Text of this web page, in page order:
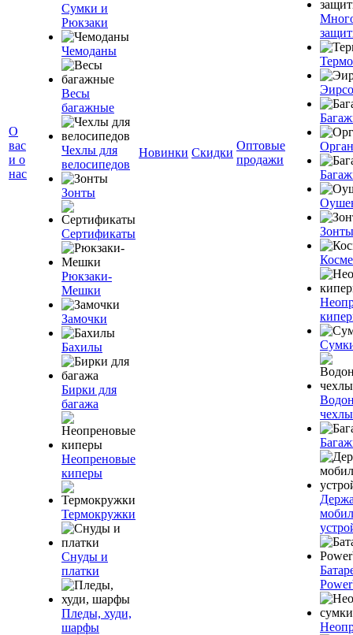
О
вас
и о
нас
Сумки и
Рюкзаки
Чемоданы
Весы
багажные
Чехлы для
велосипедов
Зонты
Сертификаты
Рюкзаки-
Мешки
Замочки
Бахилы
Бирки для
багажа
Неопреновые
киперы
Термокружки
Снуды и
платки
Пледы, худи,
шарфы
Новинки Скидки
Оптовые
продажи
Зонты